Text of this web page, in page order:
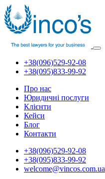
+38(096)529-92-08
+38(095)833-99-92
Про нас
Юридичні послуги
Клієнти
Кейси
Блог
Контакти
+38(096)529-92-08
+38(095)833-99-92
welcome@vincos.com.ua